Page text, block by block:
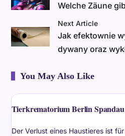
Welche Zäune
Next Article
Jak efektownie
dywany oraz
You May Also Like
Tierkrematorium Berlin Spandau
Der Verlust eines Haustieres ist